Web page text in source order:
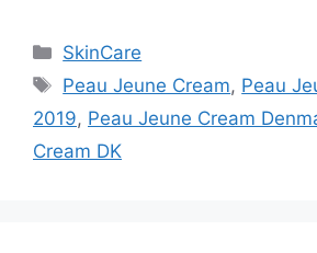
Categories
SkinCare
Tags
Peau Jeune Cream, Peau
2019, Peau Jeune Cream
Cream DK